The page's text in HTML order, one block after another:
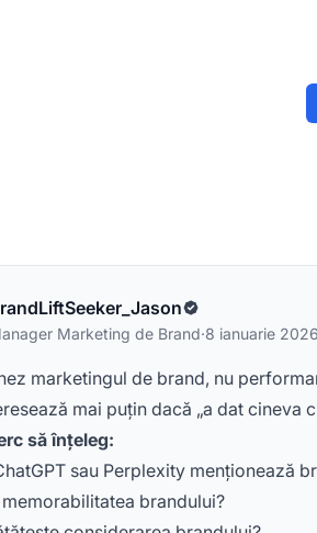
Marketing de Brand·8 ianuarie 2026
marketingul de brand, nu
mai puțin dacă „a dat cineva
să înțeleg:
sau Perplexity menționează
brandului?